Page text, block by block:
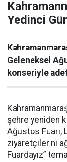
Yedinci
Geleneksel
konseriyle
şehre yeniden
Ağustos Fuarı,
ziyaretçilerini
Fuardayız”